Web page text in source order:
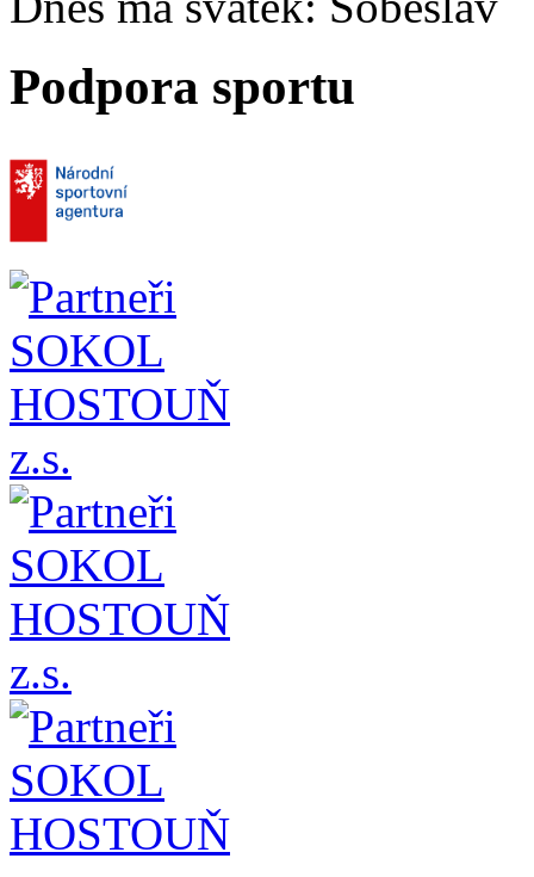
Podpora sportu